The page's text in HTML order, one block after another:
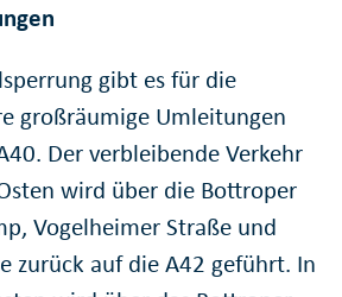
gibt es für die
großräumige Umleitungen
Der verbleibende Verkehr
wird über die Bottroper
Vogelheimer Straße und
zurück auf die A42 geführt. In